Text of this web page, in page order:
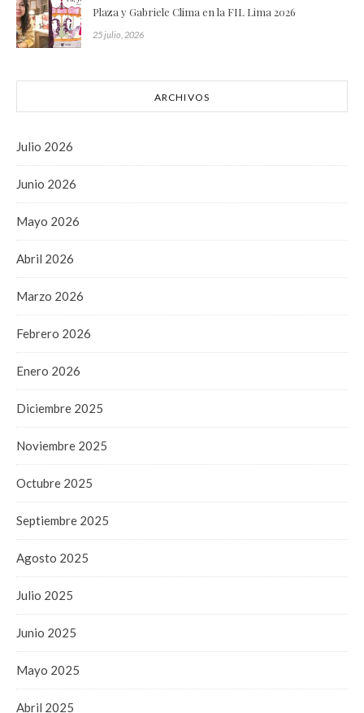
Plaza y Gabriele Clima en la FIL Lima 2026
25 julio, 2026
ARCHIVOS
Julio 2026
Junio 2026
Mayo 2026
Abril 2026
Marzo 2026
Febrero 2026
Enero 2026
Diciembre 2025
Noviembre 2025
Octubre 2025
Septiembre 2025
Agosto 2025
Julio 2025
Junio 2025
Mayo 2025
Abril 2025